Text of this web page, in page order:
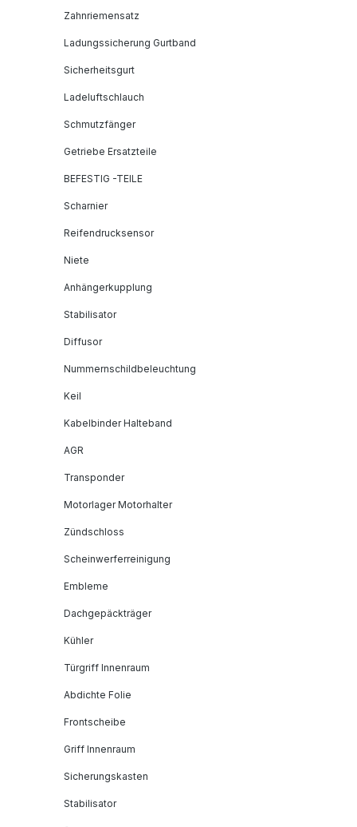
Zahnriemensatz
Ladungssicherung Gurtband
Sicherheitsgurt
Ladeluftschlauch
Schmutzfänger
Getriebe Ersatzteile
BEFESTIG -TEILE
Scharnier
Reifendrucksensor
Niete
Anhängerkupplung
Stabilisator
Diffusor
Nummernschildbeleuchtung
Keil
Kabelbinder Halteband
AGR
Transponder
Motorlager Motorhalter
Zündschloss
Scheinwerferreinigung
Embleme
Dachgepäckträger
Kühler
Türgriff Innenraum
Abdichte Folie
Frontscheibe
Griff Innenraum
Sicherungskasten
Stabilisator